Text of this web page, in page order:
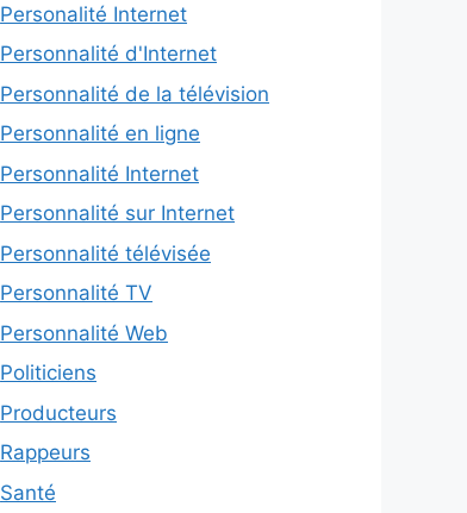
Personalité Internet
Personnalité d'Internet
Personnalité de la télévision
Personnalité en ligne
Personnalité Internet
Personnalité sur Internet
Personnalité télévisée
Personnalité TV
Personnalité Web
Politiciens
Producteurs
Rappeurs
Santé